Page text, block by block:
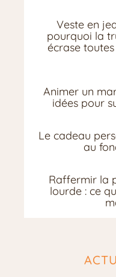
Veste en
pourquoi la
écrase
Animer un
idées pour
Le cadeau
au
Raffermir la
lourde : ce